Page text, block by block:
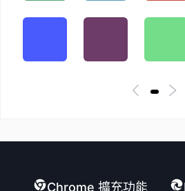
Chrome 擴充功能